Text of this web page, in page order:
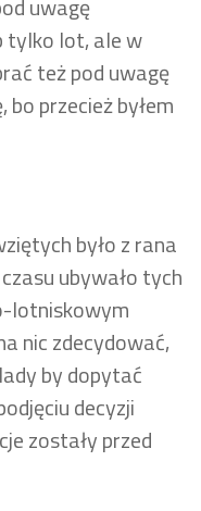
uwagę
tylko lot, ale w
też pod uwagę
przecież byłem
było z rana
ubywało tych
lotniskowym
nic zdecydować,
by dopytać
decyzji
zostały przed